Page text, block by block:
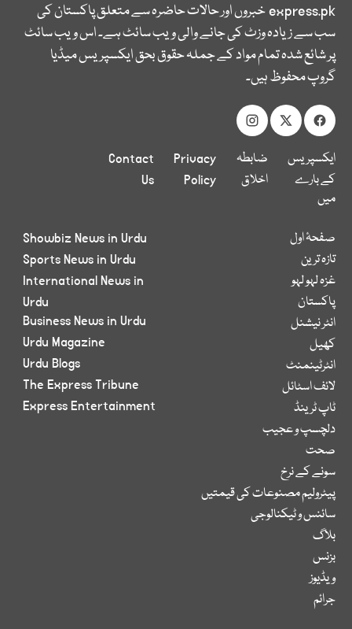
express.pkخبروں اور حالات حاضرہ سے متعلق پاکستان کی
سب سے زیادہ وزٹ کی جانے والی ویب سائٹ ہے۔ اس ویب سائٹ
پر شائع شدہ تمام مواد کے جملہ حقوق بحق ایکسپریس میڈیا
گروپ محفوظ ہیں۔
ایکسپریس
کے بارے
میں
ضابطہ
اخلاق
Privacy
Policy
Contact
Us
صفحۂ اول
تازہ ترین
غزہ لہو لہو
پاکستان
انٹر نیشنل
کھیل
انٹرٹینمنٹ
لائف اسٹائل
ٹاپ ٹرینڈ
دلچسپ و عجیب
صحت
سونے کے نرخ
پیٹرولیم مصنوعات کی قیمتیں
سائنس و ٹیکنالوجی
بلاگ
بزنس
ویڈیوز
جرائم
Showbiz News in Urdu
Sports News in Urdu
International News in
Urdu
Business News in Urdu
Urdu Magazine
Urdu Blogs
The Express Tribune
Express Entertainment